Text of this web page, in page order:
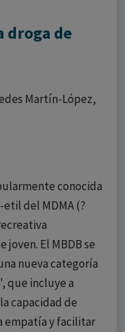
droga de
Martín-López,
conocida
del MDMA (?
El MBDB se
nueva categoría
que incluye a
capacidad de
empatía y facilitar